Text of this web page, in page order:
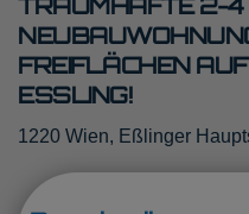
FREIFLÄCHEN
ESSLING!
1220 Wien, Eßlinger